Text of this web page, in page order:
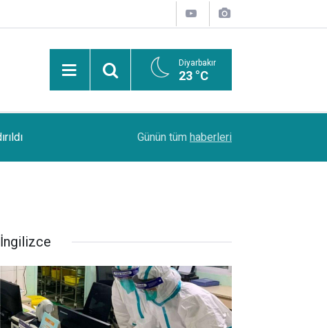
Diyarbakır
23 °C
Şanlıurfa Bozova'da aranan hükümlü yakalandı
Günün tüm haberleri
İngilizce